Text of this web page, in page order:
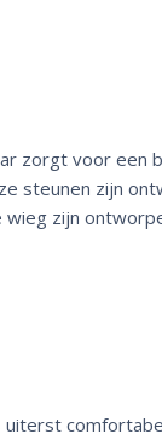
zorgt voor
steunen zijn
zijn
uiterst